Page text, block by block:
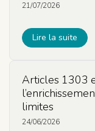
21/07/2026
Lire la suite
Articles 1303
limites
24/06/2026